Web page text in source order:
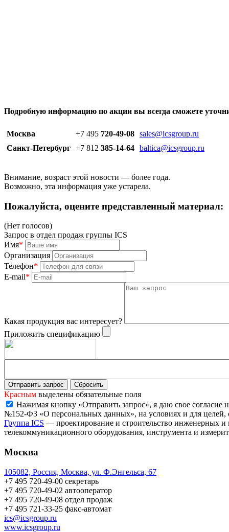
Подробную информацию по акции вы всегда сможете
Москва +7 495 720-49-08 sales@icsgroup.ru
Санкт-Петербург +7 812 385-14-64 baltica@icsgroup.ru
Внимание, возраст этой новости — болee года.
Возможно, эта информация уже устарела.
Пожалуйста, оцените представленный материал:
(Нет голосов)
Запрос в отдел продаж группы ICS
Имя*
Организация
Телефон*
E-mail*
Какая продукция вас интересует?
Приложить спецификацию
Красным выделены обязательные поля
Нажимая кнопку «Отправить запрос», я даю свое согласие
№152-ФЗ «О персональных данных», на условиях и для
Группа ICS — проектирование и строительство инженерных и
телекоммуникационного оборудования, инструмента и
Москва
105082, Россия, Москва, ул. Ф.Энгельса, 67
+7 495 720-49-00 секретарь
+7 495 720-49-02 автооператор
+7 495 720-49-08 отдел продаж
+7 495 721-33-25 факс-автомат
ics@icsgroup.ru
www.icsgroup.ru